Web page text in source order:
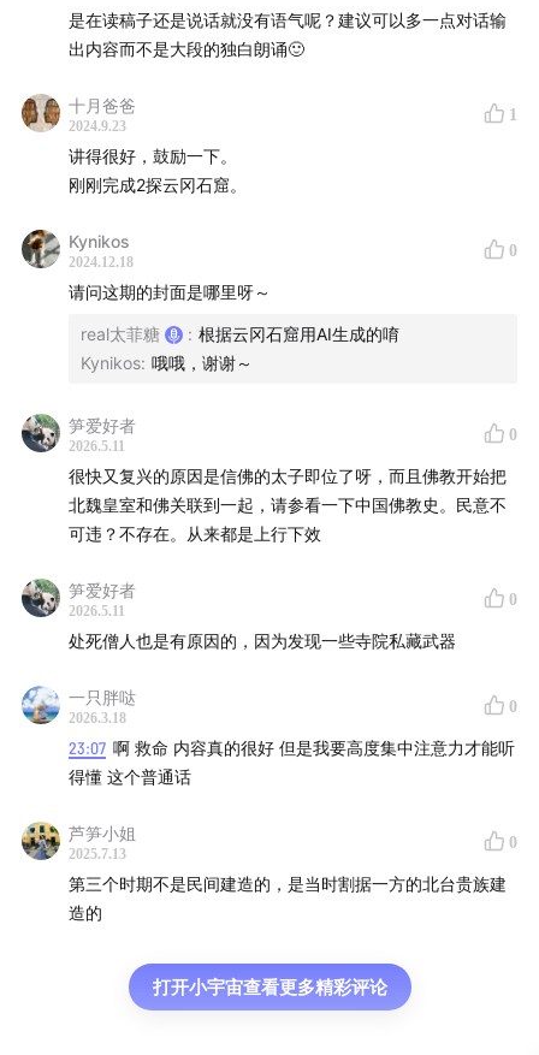
布满“孔”的佛像
浮雕
是在读稿子还是说话就没有语气呢？建议可以多一点对话输
出内容而不是大段的独白朗诵🙂
十月爸爸
2024.9.23
1
讲得很好，鼓励一下。
刚刚完成2探云冈石窟。
Kynikos
2024.12.18
0
请问这期的封面是哪里呀～
real太菲糖 : 根据云冈石窟用AI生成的唷
Kynikos: 哦哦，谢谢～
笋爱好者
2026.5.11
0
很快又复兴的原因是信佛的太子即位了呀，而且佛教开始把
北魏皇室和佛关联到一起，请参看一下中国佛教史。民意不
可违？不存在。从来都是上行下效
笋爱好者
2026.5.11
0
处死僧人也是有原因的，因为发现一些寺院私藏武器
一只胖哒
2026.3.18
0
23:07 啊 救命 内容真的很好 但是我要高度集中注意力才能听
得懂 这个普通话
芦笋小姐
2025.7.13
0
第三个时期不是民间建造的，是当时割据一方的北台贵族建
造的
打开小宇宙查看更多精彩评论